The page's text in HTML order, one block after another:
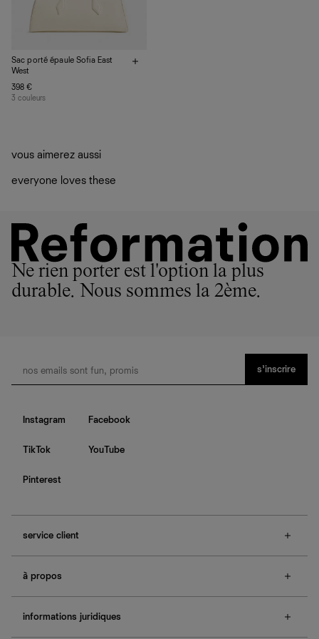
Sac porté épaule Sofia East
West
398 €
3 couleurs
vous aimerez aussi
everyone loves these
Ne rien porter est l'option la plus
durable. Nous sommes la 2ème.
s’inscrire
Instagram Facebook
TikTok YouTube
Pinterest
service client
contactez-nous
guide des tailles
e-cartes cadeaux
à propos
boutiques
informations juridiques